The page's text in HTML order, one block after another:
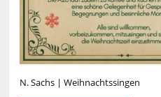
N. Sachs | Weihnachtssingen